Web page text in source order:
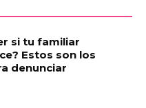
si tu familiar
Estos son los
denunciar